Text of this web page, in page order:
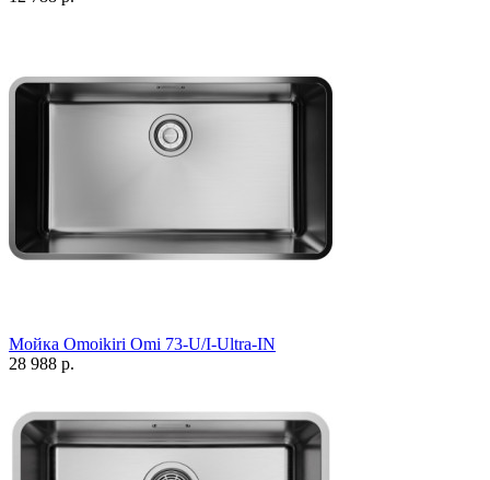
Мойка Omoikiri Omi 73-U/I-Ultra-IN
28 988 р.